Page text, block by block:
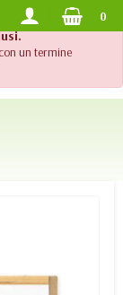
telefonica
un termine
DA 120.- 0